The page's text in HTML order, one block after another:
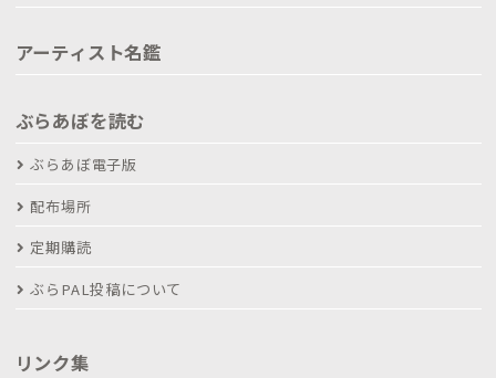
アーティスト名鑑
ぶらあぼを読む
ぶらあぼ電子版
配布場所
定期購読
ぶらPAL投稿について
リンク集